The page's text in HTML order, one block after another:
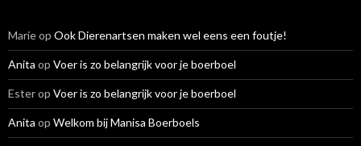
Marieop Ook Dierenartsen maken wel eens een foutje!
Anita op Voer is zo belangrijk voor je boerboel
Esterop Voer is zo belangrijk voor je boerboel
Anita op Welkom bij Manisa Boerboels